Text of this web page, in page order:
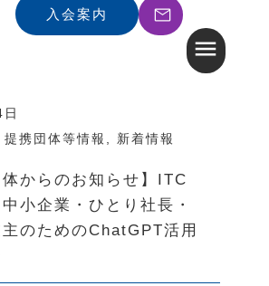
入会案内
提携団体等情報 , 新着情報
体からのお知らせ】ITC
小企業・ひとり社長・
のためのChatGPT活用